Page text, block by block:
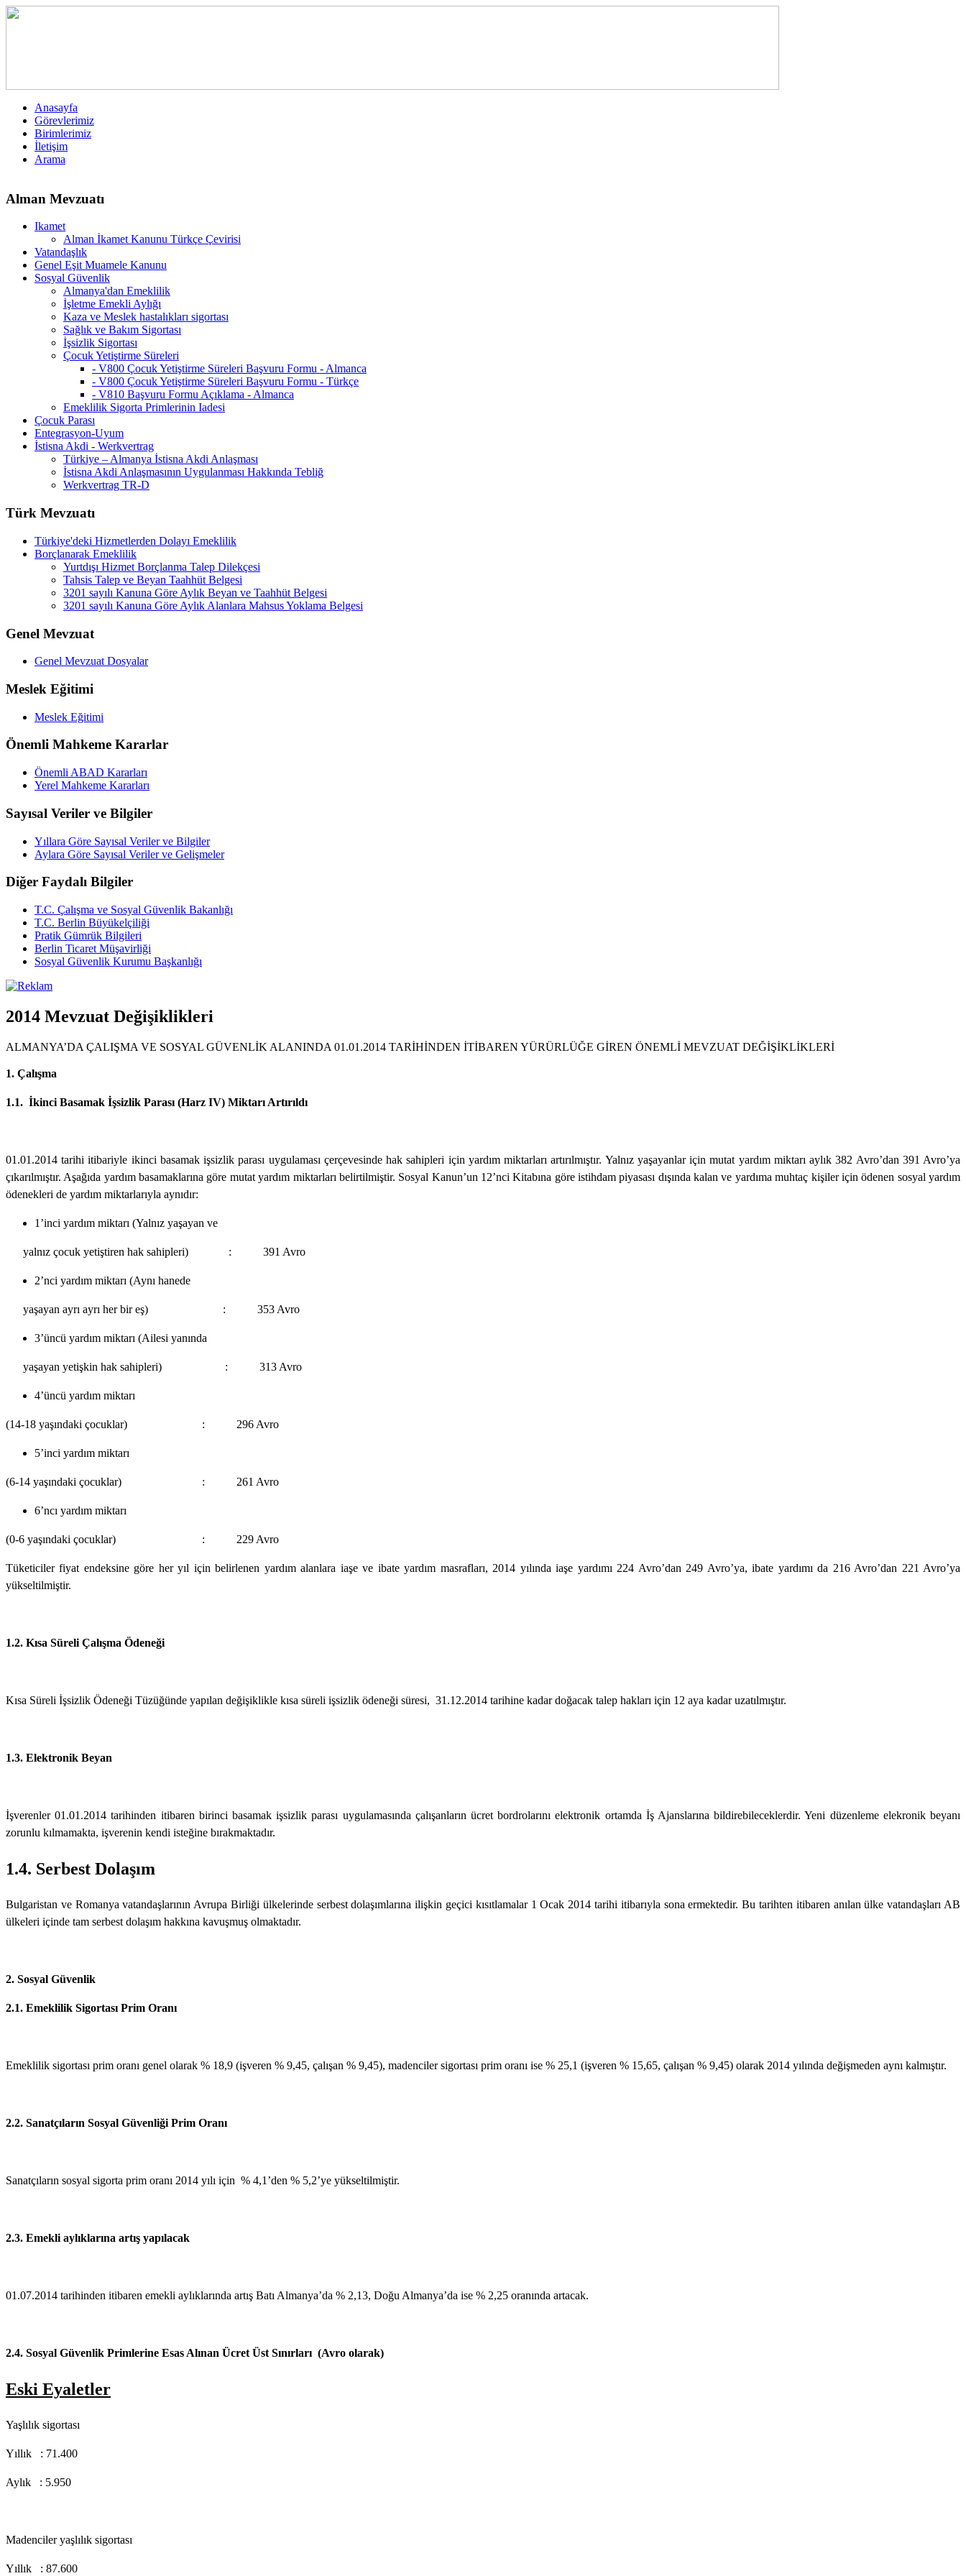
Anasayfa
Görevlerimiz
Birimlerimiz
İletişim
Arama
Alman Mevzuatı
Ikamet
Alman İkamet Kanunu Türkçe Çevirisi
Vatandaşlık
Genel Eşit Muamele Kanunu
Sosyal Güvenlik
Almanya'dan Emeklilik
İşletme Emekli Aylığı
Kaza ve Meslek hastalıkları sigortası
Sağlık ve Bakım Sigortası
İşsizlik Sigortası
Çocuk Yetiştirme Süreleri
- V800 Çocuk Yetiştirme Süreleri Başvuru Formu - Almanca
- V800 Çocuk Yetiştirme Süreleri Başvuru Formu - Türkçe
- V810 Başvuru Formu Açıklama - Almanca
Emeklilik Sigorta Primlerinin Iadesi
Çocuk Parası
Entegrasyon-Uyum
İstisna Akdi - Werkvertrag
Türkiye – Almanya İstisna Akdi Anlaşması
İstisna Akdi Anlaşmasının Uygulanması Hakkında Tebliğ
Werkvertrag TR-D
Türk Mevzuatı
Türkiye'deki Hizmetlerden Dolayı Emeklilik
Borçlanarak Emeklilik
Yurtdışı Hizmet Borçlanma Talep Dilekçesi
Tahsis Talep ve Beyan Taahhüt Belgesi
3201 sayılı Kanuna Göre Aylık Beyan ve Taahhüt Belgesi
3201 sayılı Kanuna Göre Aylık Alanlara Mahsus Yoklama Belgesi
Genel Mevzuat
Genel Mevzuat Dosyalar
Meslek Eğitimi
Meslek Eğitimi
Önemli Mahkeme Kararlar
Önemli ABAD Kararları
Yerel Mahkeme Kararları
Sayısal Veriler ve Bilgiler
Yıllara Göre Sayısal Veriler ve Bilgiler
Aylara Göre Sayısal Veriler ve Gelişmeler
Diğer Faydalı Bilgiler
T.C. Çalışma ve Sosyal Güvenlik Bakanlığı
T.C. Berlin Büyükelçiliği
Pratik Gümrük Bilgileri
Berlin Ticaret Müşavirliği
Sosyal Güvenlik Kurumu Başkanlığı
2014 Mevzuat Değişiklikleri
ALMANYA’DA ÇALIŞMA VE SOSYAL GÜVENLİK ALANINDA 01.01.2014 TARİHİNDEN İTİBAREN YÜRÜRLÜĞE GİREN ÖNEMLİ MEVZUAT DEĞİŞİKLİKLERİ
1. Çalışma
1.1. İkinci Basamak İşsizlik Parası (Harz IV) Miktarı Artırıldı
01.01.2014 tarihi itibariyle ikinci basamak işsizlik parası uygulaması çerçevesinde hak sahipleri için yardım miktarları artırılmıştır. Yalnız yaşayanlar için mutat yardım miktarı aylık 382 Avro’dan 391 Avro’ya
çıkarılmıştır. Aşağıda yardım basamaklarına göre mutat yardım miktarları belirtilmiştir. Sosyal Kanun’un 12’nci Kitabına göre istihdam piyasası dışında kalan ve yardıma muhtaç kişiler için ödenen sosyal yardım
ödenekleri de yardım miktarlarıyla aynıdır:
1’inci yardım miktarı (Yalnız yaşayan ve
yalnız çocuk yetiştiren hak sahipleri) : 391 Avro
2’nci yardım miktarı (Aynı hanede
yaşayan ayrı ayrı her bir eş) : 353 Avro
3’üncü yardım miktarı (Ailesi yanında
yaşayan yetişkin hak sahipleri) : 313 Avro
4’üncü yardım miktarı
(14-18 yaşındaki çocuklar) : 296 Avro
5’inci yardım miktarı
(6-14 yaşındaki çocuklar) : 261 Avro
6’ncı yardım miktarı
(0-6 yaşındaki çocuklar) : 229 Avro
Tüketiciler fiyat endeksine göre her yıl için belirlenen yardım alanlara iaşe ve ibate yardım masrafları, 2014 yılında iaşe yardımı 224 Avro’dan 249 Avro’ya, ibate yardımı da 216 Avro’dan 221 Avro’ya
yükseltilmiştir.
1.2. Kısa Süreli Çalışma Ödeneği
Kısa Süreli İşsizlik Ödeneği Tüzüğünde yapılan değişiklikle kısa süreli işsizlik ödeneği süresi, 31.12.2014 tarihine kadar doğacak talep hakları için 12 aya kadar uzatılmıştır.
1.3. Elektronik Beyan
İşverenler 01.01.2014 tarihinden itibaren birinci basamak işsizlik parası uygulamasında çalışanların ücret bordrolarını elektronik ortamda İş Ajanslarına bildirebileceklerdir. Yeni düzenleme elekronik beyanı
zorunlu kılmamakta, işverenin kendi isteğine bırakmaktadır.
1.4. Serbest Dolaşım
Bulgaristan ve Romanya vatandaşlarının Avrupa Birliği ülkelerinde serbest dolaşımlarına ilişkin geçici kısıtlamalar 1 Ocak 2014 tarihi itibarıyla sona ermektedir. Bu tarihten itibaren anılan ülke vatandaşları AB
ülkeleri içinde tam serbest dolaşım hakkına kavuşmuş olmaktadır.
2. Sosyal Güvenlik
2.1. Emeklilik Sigortası Prim Oranı
Emeklilik sigortası prim oranı genel olarak % 18,9 (işveren % 9,45, çalışan % 9,45), madenciler sigortası prim oranı ise % 25,1 (işveren % 15,65, çalışan % 9,45) olarak 2014 yılında değişmeden aynı kalmıştır.
2.2. Sanatçıların Sosyal Güvenliği Prim Oranı
Sanatçıların sosyal sigorta prim oranı 2014 yılı için % 4,1’den % 5,2’ye yükseltilmiştir.
2.3. Emekli aylıklarına artış yapılacak
01.07.2014 tarihinden itibaren emekli aylıklarında artış Batı Almanya’da % 2,13, Doğu Almanya’da ise % 2,25 oranında artacak.
2.4. Sosyal Güvenlik Primlerine Esas Alınan Ücret Üst Sınırları (Avro olarak)
Eski Eyaletler
Yaşlılık sigortası
Yıllık : 71.400
Aylık : 5.950
Madenciler yaşlılık sigortası
Yıllık : 87.600